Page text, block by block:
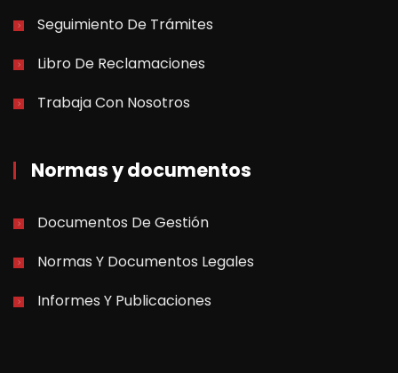
Seguimiento De Trámites
Libro De Reclamaciones
Trabaja Con Nosotros
Normas y documentos
Documentos De Gestión
Normas Y Documentos Legales
Informes Y Publicaciones